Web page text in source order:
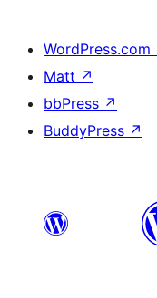
WordPress.com
Matt ↗
bbPress ↗
BuddyPress ↗